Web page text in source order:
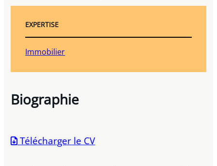
EXPERTISE
Immobilier
Biographie
Télécharger le CV